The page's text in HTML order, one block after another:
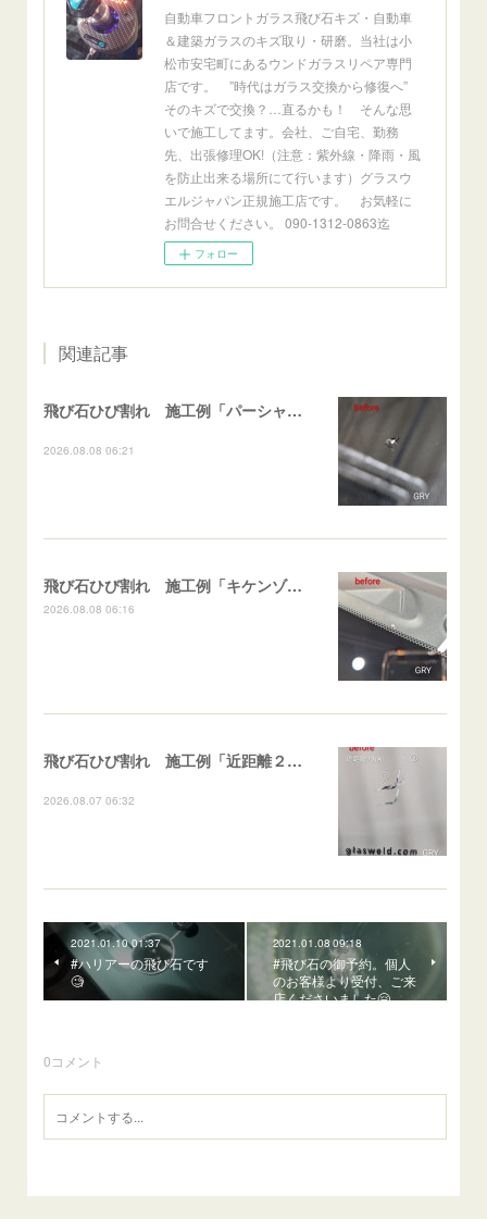
自動車フロントガラス飛び石キズ・自動車
＆建築ガラスのキズ取り・研磨。当社は小
松市安宅町にあるウンドガラスリペア専門
店です。 ”時代はガラス交換から修復へ”
そのキズで交換？…直るかも！ そんな思
いで施工してます。会社、ご自宅、勤務
先、出張修理OK!（注意：紫外線・降雨・風
を防止出来る場所にて行います）グラスウ
エルジャパン正規施工店です。 お気軽に
お問合せください。 090-1312-0863迄
フォロー
関連記事
飛び石ひび割れ 施工例「パーシャル系・衝撃点範囲ハマカケ」エスティマ
2026.08.08 06:21
飛び石ひび割れ 施工例「キケンゾーン範囲・ストレートブレイク」フェアレディＺ
2026.08.08 06:16
飛び石ひび割れ 施工例「近距離２箇所・パーシャル系+ストレート系」CX-8
2026.08.07 06:32
2021.01.10 01:37
#ハリアーの飛び石です
🧐
2021.01.08 09:18
#飛び石の御予約。個人
のお客様より受付、ご来
店くださいました🤗
0コメント